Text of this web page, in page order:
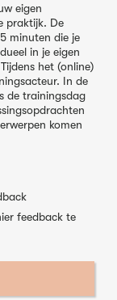
eigen
praktijk. De
minuten die je
in je eigen
het (online)
In de
de trainingsdag
komen
feedback te